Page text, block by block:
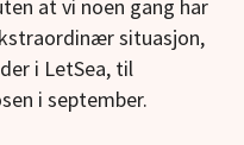
at vi noen gang har
situasjon,
i LetSea, til
i september.